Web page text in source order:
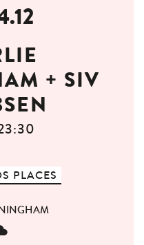
+ SIV
PLACES